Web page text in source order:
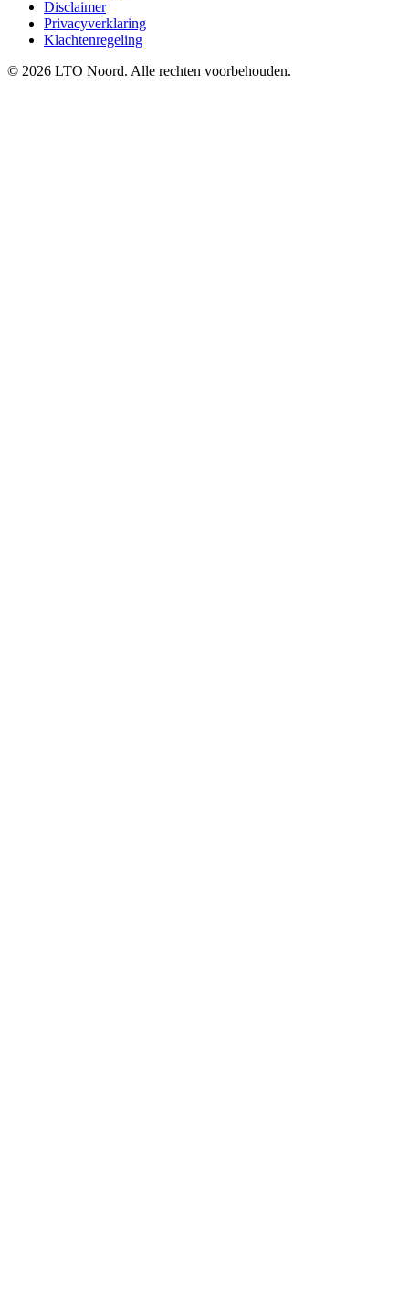
Disclaimer
Privacyverklaring
Klachtenregeling
© 2026 LTO Noord. Alle rechten voorbehouden.